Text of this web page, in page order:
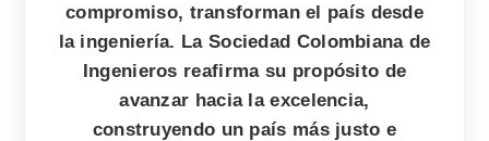
compromiso, transforman el país desde
la ingeniería. La Sociedad Colombiana de
Ingenieros reafirma su propósito de
avanzar hacia la excelencia,
construyendo un país más justo e